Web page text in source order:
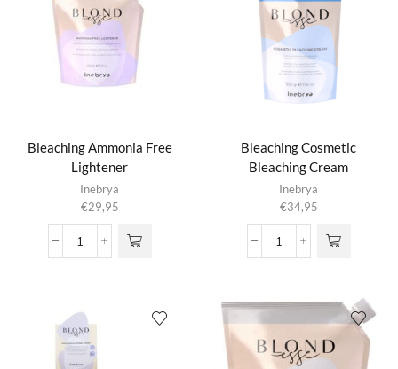
Bleaching Ammonia Free
Lightener
Inebrya
€29,95
Bleaching
aantal
Bleaching Cosmetic
Bleaching Cream
Inebrya
€34,95
Bleaching
Cream